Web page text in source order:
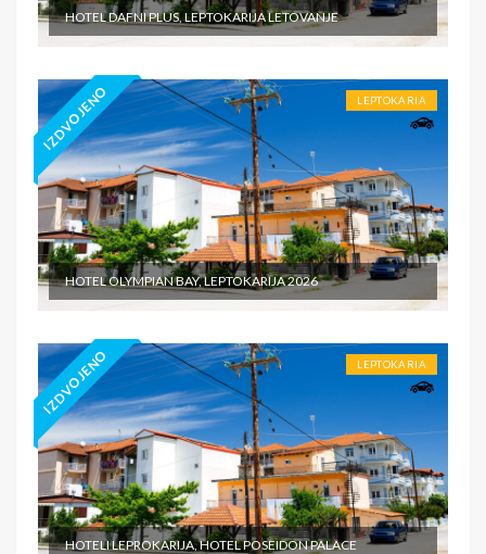
HOTEL DAFNI PLUS, LEPTOKARIJA LETOVANJE
IZDVOJENO LEPTOKARIA
HOTEL OLYMPIAN BAY, LEPTOKARIJA 2026
IZDVOJENO LEPTOKARIA
HOTELI LEPROKARIJA, HOTEL POSEIDON PALACE